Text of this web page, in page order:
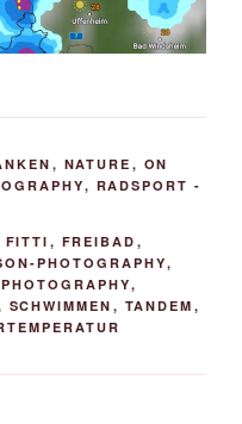
, NATURE , ON
, RADSPORT -
FITTI , FREIBAD ,
PHOTOGRAPHY,
,
SCHWIMMEN , TANDEM ,